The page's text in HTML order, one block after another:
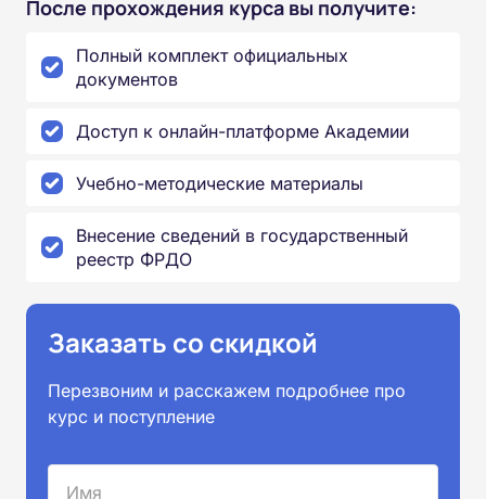
После прохождения курса вы получите:
Полный комплект официальных
документов
Доступ к онлайн-платформе Академии
Учебно-методические материалы
Внесение сведений в государственный
реестр ФРДО
Заказать со скидкой
Перезвоним и расскажем подробнее про
курс и поступление